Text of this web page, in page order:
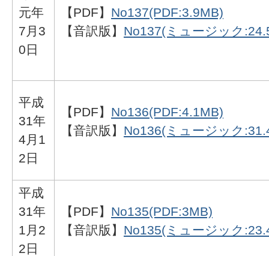
元年
7月3
0日
【PDF】 No137(PDF:3.9MB)
【音訳版】 No137(ミュージック
平成
31年
4月1
2日
【PDF】 No136(PDF:4.1MB)
【音訳版】 No136(ミュージック
平成
31年
1月2
2日
【PDF】 No135(PDF:3MB)
【音訳版】 No135(ミュージック